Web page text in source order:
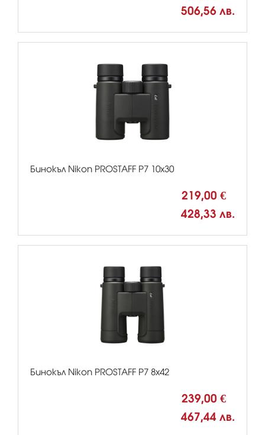
506,56 лв.
Бинокъл Nikon PROSTAFF P7 10x30
219,00 €
428,33 лв.
Бинокъл Nikon PROSTAFF P7 8x42
239,00 €
467,44 лв.